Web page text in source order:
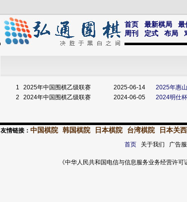
首页 最新棋局 最
周刊
定式 布局
1 2025年中国围棋乙级联赛 2025-06-14 2025年惠
2
2024年中国围棋乙级联赛 2024-06-05 2024明仕
友情链接： 中国棋院 韩国棋院 日本棋院 台湾棋院 日本关
首页关于我们 广告
《中华人民共和国电信与信息服务业务经营许